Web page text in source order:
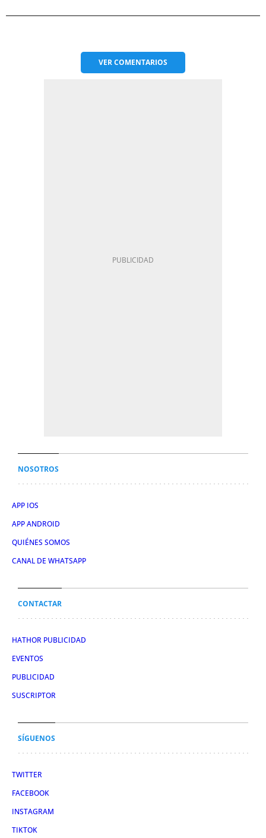
VERCOMENTARIOS
NOSOTROS
APP IOS
APP ANDROID
QUIÉNES SOMOS
CANAL DE WHATSAPP
CONTACTAR
HATHOR PUBLICIDAD
EVENTOS
PUBLICIDAD
SUSCRIPTOR
SÍGUENOS
TWITTER
FACEBOOK
INSTAGRAM
TIKTOK